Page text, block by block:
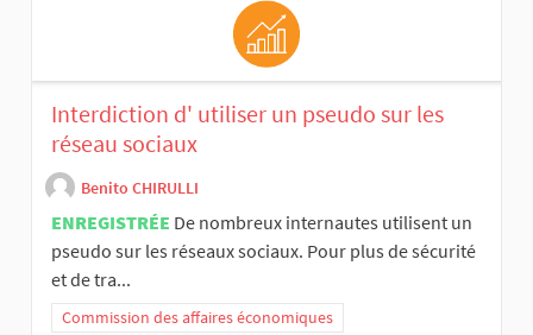
Interdiction d' utiliser un pseudo sur les
réseau sociaux
Benito CHIRULLI
ENREGISTRÉE De nombreux internautes utilisent un
pseudo sur les réseaux sociaux. Pour plus de sécurité
et de tra...
Commission des affaires économiques